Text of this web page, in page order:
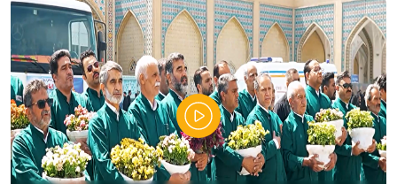
’’قائد الامۃ‘‘ کے عنوان سے لائیو ٹی وی پروگرام
رہبرشہید کے سوگواروں کے لئے کرامت رضوی فاؤنڈیشن کی جانب سے
پذیرائي کا وسیع انتظام
(( آقای شہید ایران )) نامی چار جلدوں پر مشتمل کتاب منظرعام پر
آگئی
شہید رہبر(رح) ایک قرآنی نابغہ اور قرآنی احکامات پرعمل کرنے والی
شخصیت تھے؛ استاد پناہی